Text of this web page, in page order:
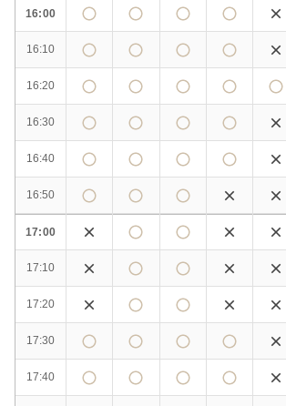
16:00
16:10
16:20
16:30
16:40
16:50
17:00
17:10
17:20
17:30
17:40